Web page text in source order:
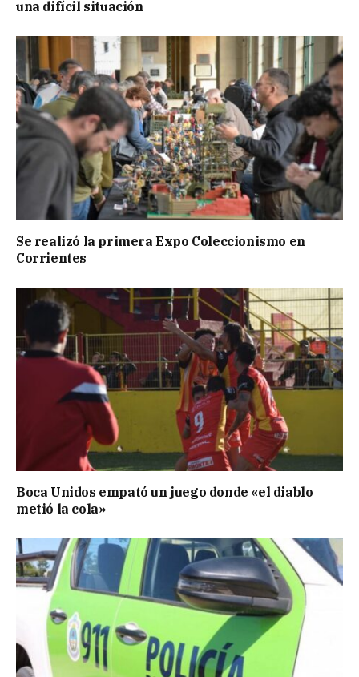
una difícil situación
Se realizó la primera Expo Coleccionismo en
Corrientes
Boca Unidos empató un juego donde «el diablo
metió la cola»